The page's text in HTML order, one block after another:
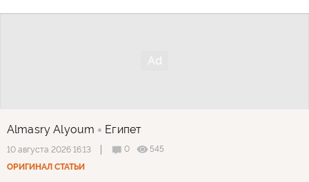
Almasry Alyoum Египет
10 августа 2026 16:13 0
545
ОРИГИНАЛ СТАТЬИ